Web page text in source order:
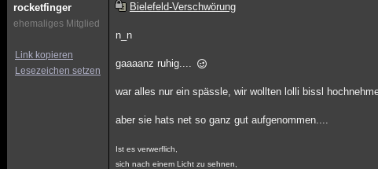
rocketfinger
ehemaliges Mitglied
Link kopieren
Lesezeichen setzen
Bielefeld-Verschwörung
n_n
gaaaanz ruhig....
war alles nur ein spässle, wir wollten lolli bissl
aber sie hats net so ganz gut aufgenommen....
Ist es verwerflich,
sich nach einem Licht zu sehnen,